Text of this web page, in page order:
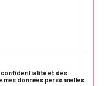
confidentialité et des
données personnelles